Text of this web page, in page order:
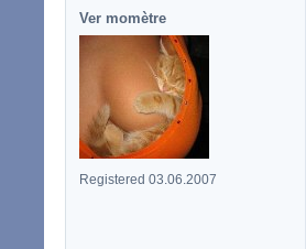
Ver momètre
Registered 03.06.2007